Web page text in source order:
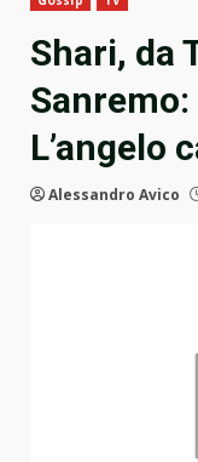
Shari, da
L’angelo
Alessandro Avico